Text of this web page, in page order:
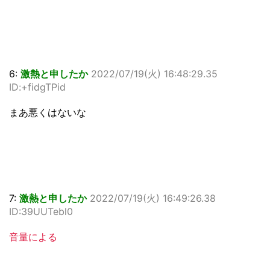
6: 激熱と申したか 2022/07/19(火) 16:48:29.35
ID:+fidgTPid
まあ悪くはないな
7: 激熱と申したか 2022/07/19(火) 16:49:26.38
ID:39UUTebl0
音量による